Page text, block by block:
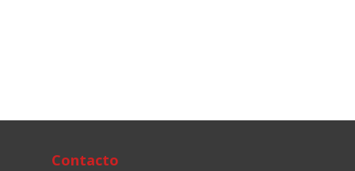
Contacto